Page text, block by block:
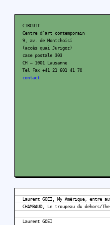
CIRCUIT
Centre d’art contemporain
9, av. de Montchoisi
(accès quai Jurigoz)
case postale 303
CH – 1001 Lausanne
Tel Fax +41 21 601 41 70
contact
Laurent GOEI, My Amérique, entre
CHAMBAUD, Le troupeau du dehors/
Laurent GOEI